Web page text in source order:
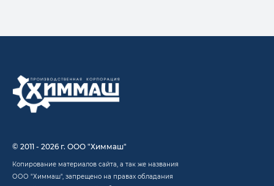
© 2011 - 2026 г. ООО "Химмаш"
Копирование материалов сайта, а так же названия
ООО "Химмаш", запрещено на правах обладания